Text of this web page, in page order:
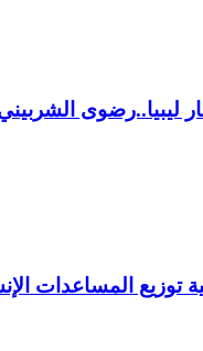
الشربيني
المساعدات